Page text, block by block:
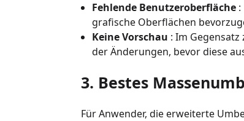
Fehlende Benutzeroberfläche
grafische Oberflächen
Keine Vorschau : Im
der Änderungen, bevor diese
3. Bestes
Für Anwender, die erweiterte